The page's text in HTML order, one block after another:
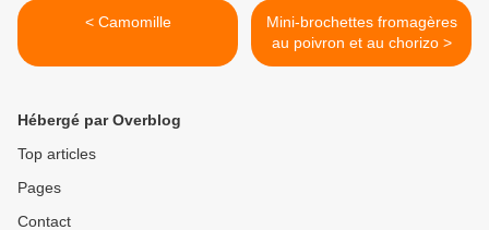
< Camomille
Mini-brochettes fromagères
au poivron et au chorizo >
Hébergé par Overblog
Top articles
Pages
Contact